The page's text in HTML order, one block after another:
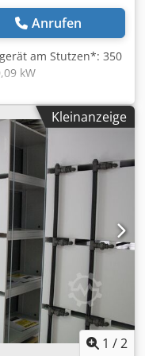
mit dem
Geräteserie umfasst
ausgelegt werden.
lange Standzeiten
dimensioniert, dass
ein störungsfreier
Anrufen
am Stutzen*: 350
kW
+ N + PE
Rdwxsc Ejf Maße
RAL 7035 Gewicht:
*Abhängig von der
Sonderfarbe auf
Ölnebel und
|
Baureihe: -
Hersteller - ISI-
-
serienmäßig -
(einstufig)
und
Programm von
Made in
Kleinanzeige
1 /2